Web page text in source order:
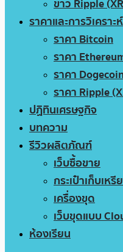
ข่าว Ripple
ราคาและการวิเคราะห์
ราคา Bitcoin
ราคา
ราคา
ราคา Ripple
ปฏิทินเศรษฐกิจ
บทความ
รีวิวผลิตภัณฑ์
เว็บซื้อขาย
กระเป๋าเก็บเห
เครื่องขุด
เว็บขุดแบบ
ห้องเรียน